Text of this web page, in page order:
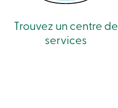
Trouvez un centre de
services